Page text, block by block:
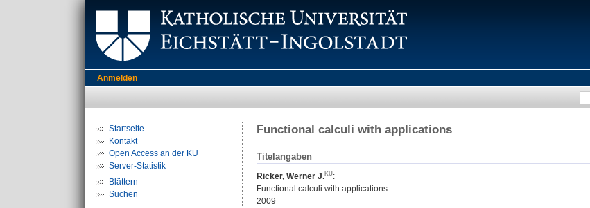
Anmelden
Startseite
Kontakt
Open Access an der KU
Server-Statistik
Blättern
Suchen
Functional calculi with applications
Titelangaben
Ricker, Werner J.
:
Functional calculi with applications.
2009